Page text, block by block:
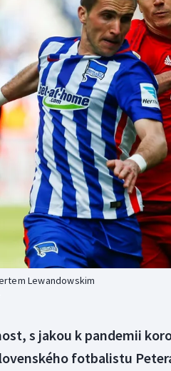
Dostihy
Florbal
Futsal
Golf
Gymnastika
Lewandowskim
s jakou k pandemii
fotbalistu